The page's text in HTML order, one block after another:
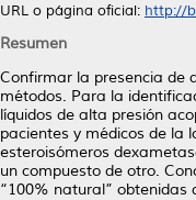
URL o página oficial: http://
Resumen
Confirmar la presencia de
métodos. Para la
líquidos de alta presión
pacientes y médicos de la
esteroisómeros
un compuesto de otro.
“100% natural” obtenidas